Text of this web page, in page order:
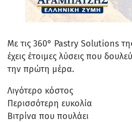
Με τις 360° Pastry Solutions
έχεις έτοιμες λύσεις που
την πρώτη μέρα.
Λιγότερο κόστος
Περισσότερη ευκολία
Βιτρίνα που πουλάει